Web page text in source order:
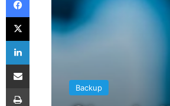
Backup
X
LinkedIn
Teile per E-Mail